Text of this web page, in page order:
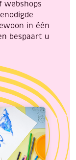
webshops
in één
bespaart u